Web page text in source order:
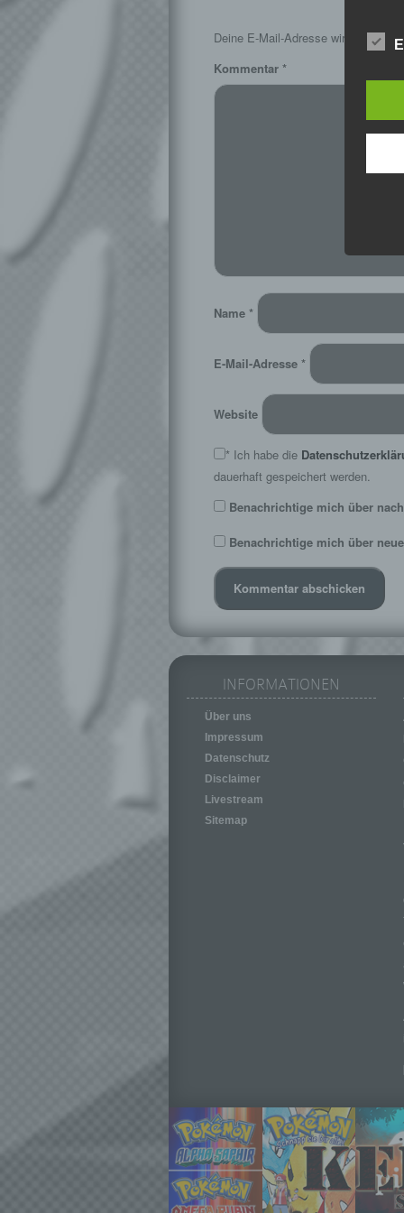
Deine E-Mail-Adresse wird nicht
Kommentar *
Name *
E-Mail-Adresse *
Website
* Ich habe die
dauerhaft gespeichert werden.
Benachrichtige mich über
Benachrichtige mich über
INFORMATIONEN
Über uns
Impressum
Datenschutz
Disclaimer
Livestream
Sitemap